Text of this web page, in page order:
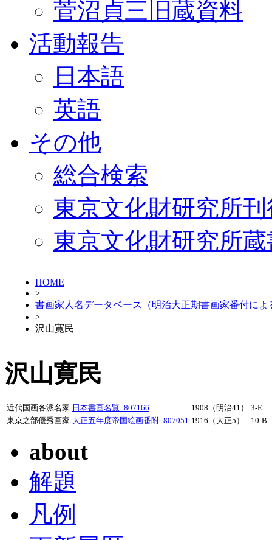
菅沼貞三旧蔵資料
活動報告
日本語
英語
その他
総合検索
東京文化財研究所
東京文化財研究所
HOME
>
書画家人名データベース（明治大正期書画家番付によ
>
沢山寛民
沢山寛民
近代国画各派名家 日本書画名覧_807166 1908（明治41）
3-E
東京之部優秀画家 大正五年度帝国絵画番附_807051 1916（大正5） 10-B
about
解題
凡例